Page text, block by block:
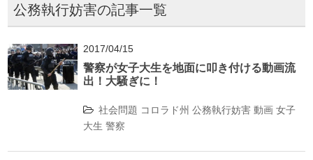
公務執行妨害の記事一覧
2017/04/15
警察が女子大生を地面に叩き付ける動画流
出！大騒ぎに！
社会問題 コロラド州 公務執行妨害 動画 女子
大生 警察